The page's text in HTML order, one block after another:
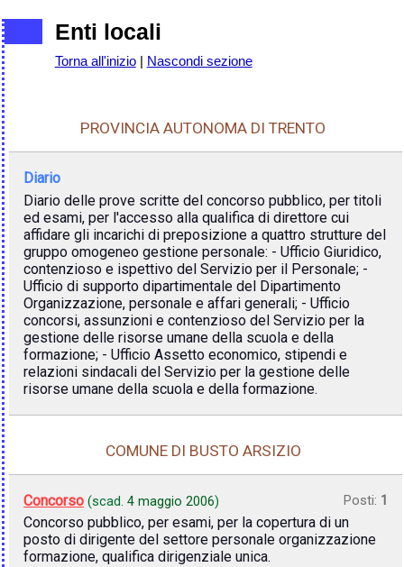
Enti locali
Torna all'inizio| Nascondi sezione
PROVINCIA AUTONOMA DI TRENTO
Diario
Diario delle prove scritte del concorso pubblico, per titoli
ed esami, per l'accesso alla qualifica di direttore cui
affidare gli incarichi di preposizione a quattro strutture del
gruppo omogeneo gestione personale: - Ufficio Giuridico,
contenzioso e ispettivo del Servizio per il Personale; -
Ufficio di supporto dipartimentale del Dipartimento
Organizzazione, personale e affari generali; - Ufficio
concorsi, assunzioni e contenzioso del Servizio per la
gestione delle risorse umane della scuola e della
formazione; - Ufficio Assetto economico, stipendi e
relazioni sindacali del Servizio per la gestione delle
risorse umane della scuola e della formazione.
COMUNE DI BUSTO ARSIZIO
Concorso (scad. 4 maggio 2006) Posti: 1
Concorso pubblico, per esami, per la copertura di un
posto di dirigente del settore personale organizzazione
formazione, qualifica dirigenziale unica.